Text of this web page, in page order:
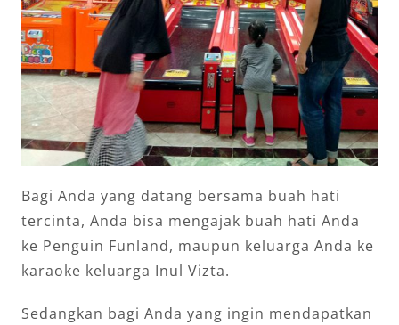
Bagi Anda yang datang bersama buah hati
tercinta, Anda bisa mengajak buah hati Anda
ke Penguin Funland, maupun keluarga Anda ke
karaoke keluarga Inul Vizta.
Sedangkan bagi Anda yang ingin mendapatkan